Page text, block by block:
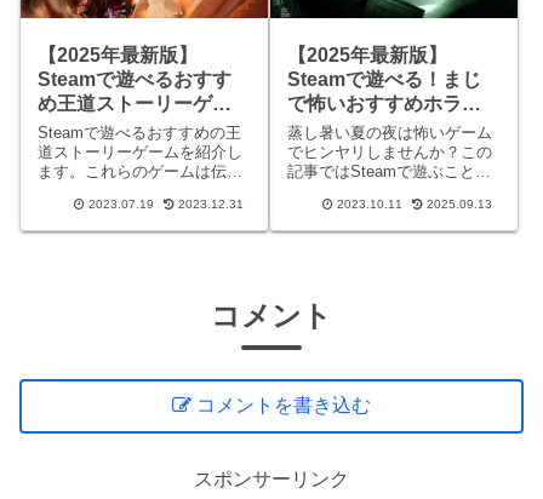
【2025年最新版】
Steamで遊べるおすす
め王道ストーリーゲー
ム一覧
Steamで遊べるおすすめの王
道ストーリーゲームを紹介し
ます。これらのゲームは伝統
力を備えており、叙事詩的な
冒険や感動的なキャラクター
2023.07.19 2023.12.31
【2025年最新版】
Steamで遊べる！まじ
で怖いおすすめホラー
ゲーム15選！
蒸し暑い夏の夜は怖いゲーム
でヒンヤリしませんか？この
記事ではSteamで遊ぶことの
を紹介したいと思います。ど
れもこれも怖いゲームだらけ
2023.10.11 2025.09.13
コメント
コメントを書き込む
スポンサーリンク